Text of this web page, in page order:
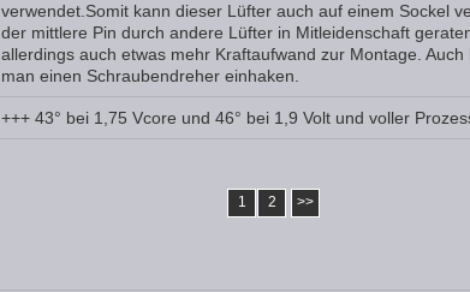
verwendet.Somit kann dieser Lüfter auch auf einem Sockel
der mittlere Pin durch andere Lüfter in Mitleidenschaft
allerdings auch etwas mehr Kraftaufwand zur Montage.
man einen Schraubendreher einhaken.
+++ 43° bei 1,75 Vcore und 46° bei 1,9 Volt und voller
1 2 >>